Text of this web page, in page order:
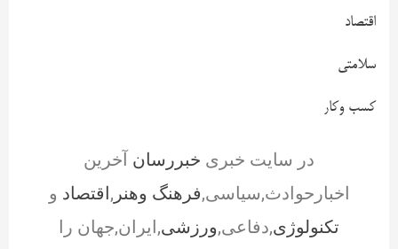
اقتصاد
سلامتی
کسب وکار
در سایت خبری خبررسان آخرین
اخبارحوادث,سیاسی,فرهنگ وهنر ,اقتصاد و
تکنولوژی,دفاعی,ورزشی,ایران,جهان را